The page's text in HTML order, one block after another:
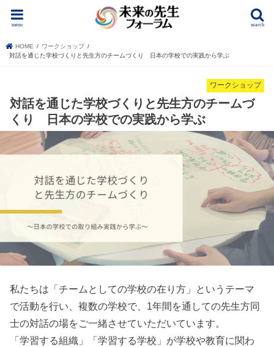
search
menu
HOME
ワークショップ
対話を通じた学校づくりと先生方のチームづくり 日本の学校での実践から学ぶ
ワークショップ
対話を通じた学校づくりと先生方のチームづ
くり 日本の学校での実践から学ぶ
私たちは「チームとしての学校の在り方」というテーマ
で活動を行い、複数の学校で、1年間を通しての先生方同
士の対話の場をご一緒させていただいています。
「学習する組織」「学習する学校」が学校や教育に関わ